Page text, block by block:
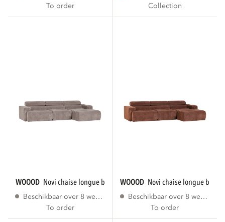
To order
Collection
WOOOD novi chaise longue bank rechts...
Beschikbaar over 8 weken
To order
WOOOD novi chaise longue bank
Beschikbaar over 8 weken
To order